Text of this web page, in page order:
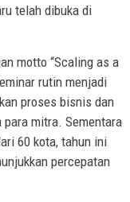
telah dibuka di
motto “Scaling as a
rutin menjadi
proses bisnis dan
mitra. Sementara
60 kota, tahun ini
percepatan